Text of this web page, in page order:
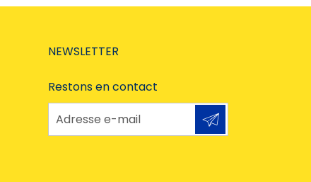
NEWSLETTER
Restons en contact
Adresse e-mail